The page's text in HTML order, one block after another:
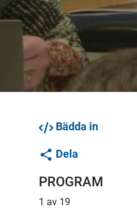
Bädda in
Dela
PROGRAM
1 av 19